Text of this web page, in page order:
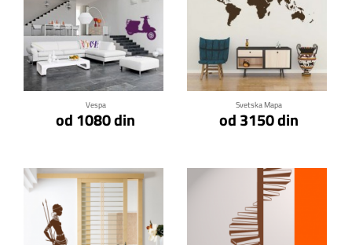
Vespa
od 1080 din
Klikni za detalje
Svetska Mapa
od 3150 din
Klikni za detalje